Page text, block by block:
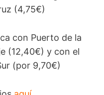
(4,75€)
con Puerto de la
(12,40€) y con el
(por 9,70€)